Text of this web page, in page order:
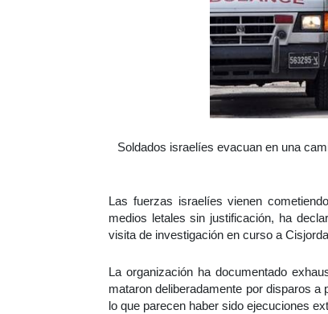
Soldados israelíes evacuan en una
Las fuerzas israelíes vienen
medios letales sin justificación, ha
visita de investigación en curso a
La organización ha documentado
mataron deliberadamente por disparos
lo que parecen haber sido ejecuciones